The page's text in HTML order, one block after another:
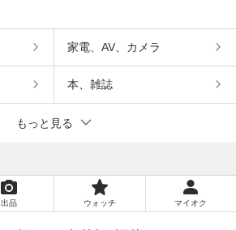
家電、AV、カメラ
本、雑誌
もっと見る
出品 ウォッチ マイオク